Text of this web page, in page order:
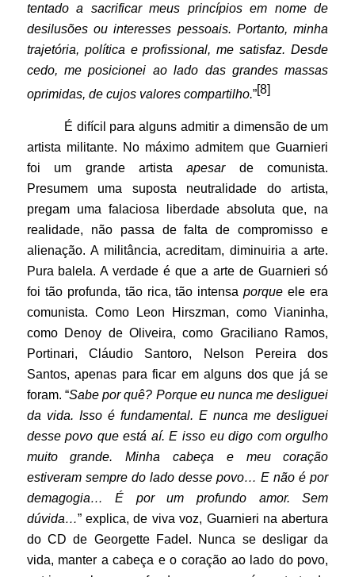
tentado a sacrificar meus princípios em nome de
desilusões ou interesses pessoais. Portanto, minha
trajetória, política e profissional, me satisfaz. Desde
cedo, me posicionei ao lado das grandes massas
oprimidas, de cujos valores compartilho.”[8]
É difícil para alguns admitir a dimensão de um
artista militante. No máximo admitem que Guarnieri
foi um grande artistaapesarde comunista.
Presumem uma suposta neutralidade do artista,
pregam uma falaciosa liberdade absoluta que, na
realidade, não passa de falta de compromisso e
alienação. A militância, acreditam, diminuiria a arte.
Pura balela. A verdade é que a arte de Guarnieri só
foi tão profunda, tão rica, tão intensaporque ele era
comunista. Como Leon Hirszman, como Vianinha,
como Denoy de Oliveira, como Graciliano Ramos,
Portinari, Cláudio Santoro, Nelson Pereira dos
Santos, apenas para ficar em alguns dos que já se
foram. “Sabe por quê? Porque eu nunca me desliguei
da vida. Isso é fundamental. E nunca me desliguei
desse povo que está aí. E isso eu digo com orgulho
muito grande. Minha cabeça e meu coração
estiveram sempre do lado desse povo… E não é por
demagogia… É por um profundo amor. Sem
dúvida…” explica, de viva voz, Guarnieri na abertura
do CD de Georgette Fadel. Nunca se desligar da
vida, manter a cabeça e o coração ao lado do povo,